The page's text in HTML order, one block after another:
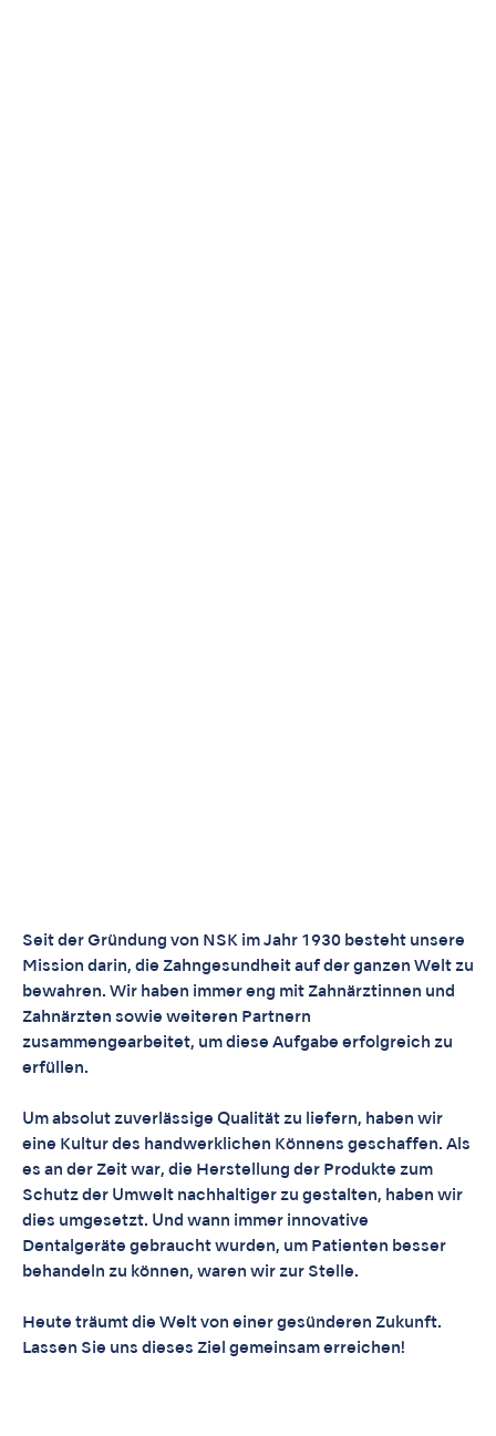
Seit der Gründung von NSK im Jahr 1930 besteht unsere
Mission darin, die Zahngesundheit auf der ganzen Welt zu
bewahren. Wir haben immer eng mit Zahnärztinnen und
Zahnärzten sowie weiteren Partnern
zusammengearbeitet, um diese Aufgabe erfolgreich zu
erfüllen.
Um absolut zuverlässige Qualität zu liefern, haben wir
eine Kultur des handwerklichen Könnens geschaffen. Als
es an der Zeit war, die Herstellung der Produkte zum
Schutz der Umwelt nachhaltiger zu gestalten, haben wir
dies umgesetzt. Und wann immer innovative
Dentalgeräte gebraucht wurden, um Patienten besser
behandeln zu können, waren wir zur Stelle.
Heute träumt die Welt von einer gesünderen Zukunft.
Lassen Sie uns dieses Ziel gemeinsam erreichen!